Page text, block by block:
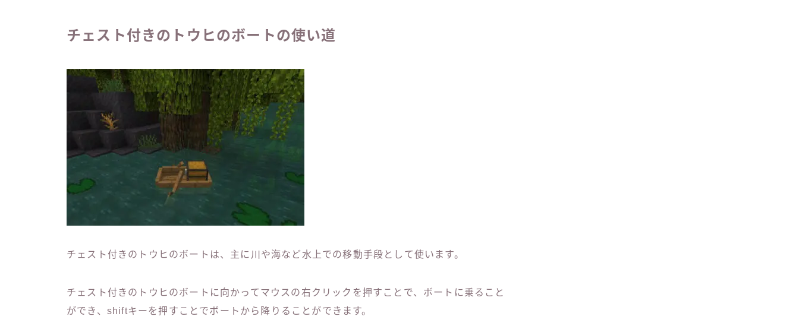
チェスト付きのトウヒのボートの使い道
チェスト付きのトウヒのボートは、主に川や海など水上での移動手段として使います。
チェスト付きのトウヒのボートに向かってマウスの右クリックを押すことで、ボートに乗ること
ができ、shiftキーを押すことでボートから降りることができます。